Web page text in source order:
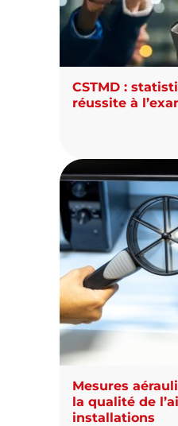
CSTMD :
réussite à
Mesures
la qualité de
installations